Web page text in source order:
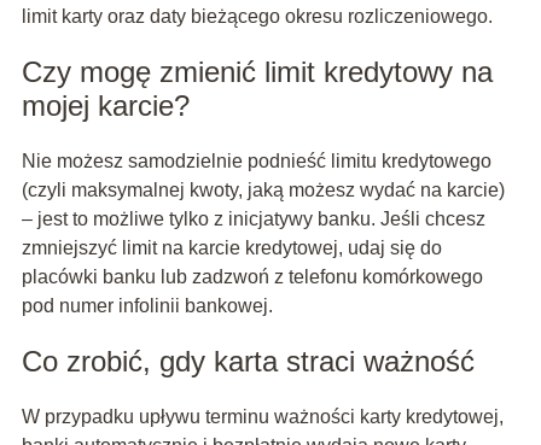
limit karty oraz daty bieżącego okresu rozliczeniowego.
Czy mogę zmienić limit kredytowy na
mojej karcie?
Nie możesz samodzielnie podnieść limitu kredytowego
(czyli maksymalnej kwoty, jaką możesz wydać na karcie)
– jest to możliwe tylko z inicjatywy banku. Jeśli chcesz
zmniejszyć limit na karcie kredytowej, udaj się do
placówki banku lub zadzwoń z telefonu komórkowego
pod numer infolinii bankowej.
Co zrobić, gdy karta straci ważność
W przypadku upływu terminu ważności karty kredytowej,